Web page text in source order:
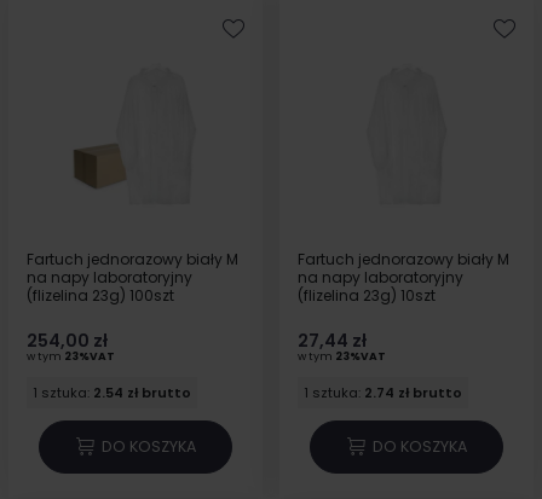
Fartuch jednorazowy biały M
na napy laboratoryjny
(flizelina 23g) 100szt
254,00 zł
w tym 23%VAT
1 sztuka: 2.54 zł brutto
DO KOSZYKA
Fartuch jednorazowy biały M
na napy laboratoryjny
(flizelina 23g) 10szt
27,44 zł
w tym 23%VAT
1 sztuka: 2.74 zł brutto
DO KOSZYKA